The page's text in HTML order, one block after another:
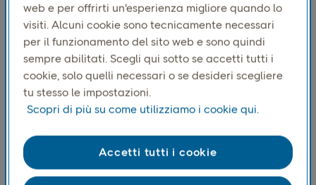
PostNord Home, grazie al servizio progettato per l'e-
commerce transfrontaliero, ti aiuta a crescere in
tutta la Scandinavia e in Europa.
web e per offrirti un'esperienza migliore quando lo
visiti. Alcuni cookie sono tecnicamente necessari
per il funzionamento del sito web e sono quindi
sempre abilitati. Scegli qui sotto se accetti tutti i
cookie, solo quelli necessari o se desideri scegliere
tu stesso le impostazioni.
Scopri di più su come utilizziamo i cookie qui.
Accetti tutti i cookie